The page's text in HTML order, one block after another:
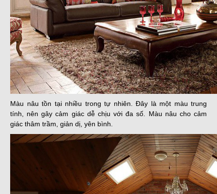
Màu nâu tồn tại nhiều trong tự nhiên. Đây là một màu trung
tính, nên gây cảm giác dễ chịu với đa số. Màu nâu cho cảm
giác thâm trầm, giản dị, yên bình.